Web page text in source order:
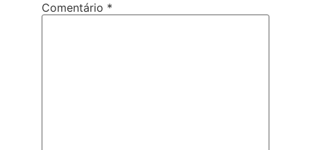
Comentário *